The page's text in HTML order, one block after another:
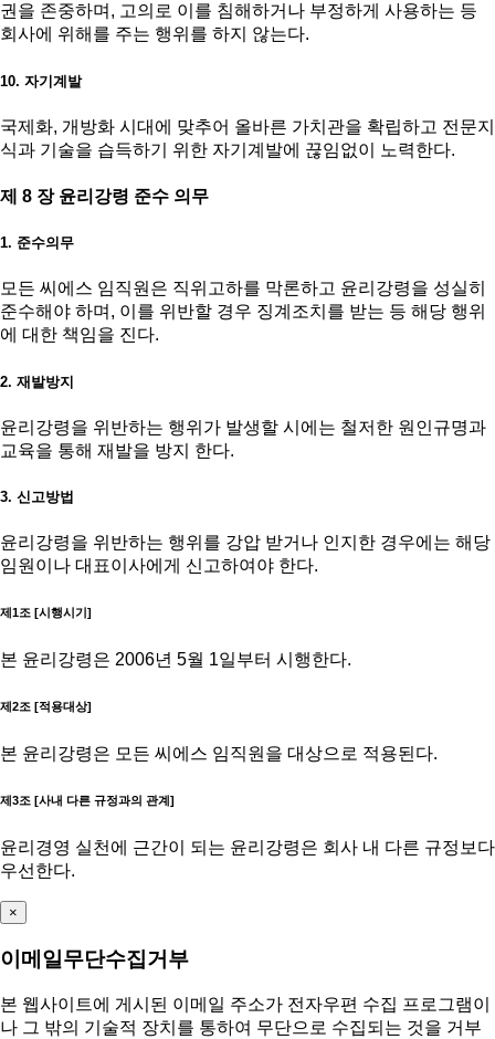
권을 존중하며, 고의로 이를 침해하거나 부정하게 사용하는 등
회사에 위해를 주는 행위를 하지 않는다.
10. 자기계발
국제화, 개방화 시대에 맞추어 올바른 가치관을 확립하고 전문지
식과 기술을 습득하기 위한 자기계발에 끊임없이 노력한다.
제 8 장 윤리강령 준수 의무
1. 준수의무
모든 씨에스 임직원은 직위고하를 막론하고 윤리강령을 성실히
준수해야 하며, 이를 위반할 경우 징계조치를 받는 등 해당 행위
에 대한 책임을 진다.
2. 재발방지
윤리강령을 위반하는 행위가 발생할 시에는 철저한 원인규명과
교육을 통해 재발을 방지 한다.
3. 신고방법
윤리강령을 위반하는 행위를 강압 받거나 인지한 경우에는 해당
임원이나 대표이사에게 신고하여야 한다.
제1조 [시행시기]
본 윤리강령은 2006년 5월 1일부터 시행한다.
제2조 [적용대상]
본 윤리강령은 모든 씨에스 임직원을 대상으로 적용된다.
제3조 [사내 다른 규정과의 관계]
윤리경영 실천에 근간이 되는 윤리강령은 회사 내 다른 규정보다
우선한다.
×
이메일무단수집거부
본 웹사이트에 게시된 이메일 주소가 전자우편 수집 프로그램이
나 그 밖의 기술적 장치를 통하여 무단으로 수집되는 것을 거부